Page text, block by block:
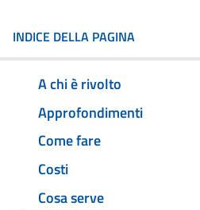
INDICE DELLA PAGINA
A chi è rivolto
Approfondimenti
Come fare
Costi
Cosa serve